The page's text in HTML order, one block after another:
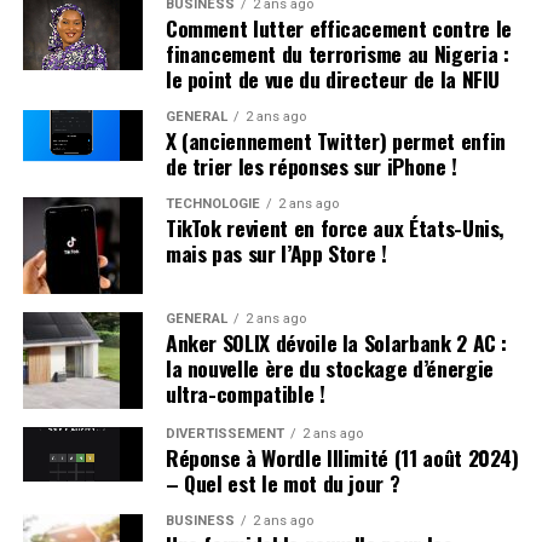
professionnelles dans un avenir proche.
les plus répandus en France plutôt qu’en hommage à
Victor Hugo », confie-t-il.
Une Enfance Entourée d’Autres « Hugo »
Dès son plus jeune âge, Hugo se retrouve entouré
d’autres enfants portant le même nom. Selon les
statistiques de l’Insee,7 694 garçons ont été
prénommés Hugo en 2000,faisant de ce prénom le
quatrième plus populaire cette année-là. À l’école
primaire,il côtoie plusieurs camarades appelés Thibault
et autres prénoms similaires. Pour éviter toute
confusion lors des appels en classe, les enseignants
ajoutent souvent la première lettre du nom de famille
après le prénom : ainsi devient-il rapidement « Hugo
D. », un surnom auquel il s’habitue sans arduousé.
Pensées sur l’Identité Associée au
BUSINESS 2 ans ago
Comment lutter efficacement contre le
financement du terrorisme au Nigeria :
le point de vue du directeur de la NFIU
GÉNÉRAL 2 ans ago
X (anciennement Twitter) permet enfin
de trier les réponses sur iPhone !
TECHNOLOGIE 2 ans ago
TikTok revient en force aux États-Unis,
mais pas sur l’App Store !
GÉNÉRAL 2 ans ago
Anker SOLIX dévoile la Solarbank 2 AC :
la nouvelle ère du stockage d’énergie
ultra-compatible !
DIVERTISSEMENT 2 ans ago
Réponse à Wordle Illimité (11 août 2024)
– Quel est le mot du jour ?
BUSINESS 2 ans ago